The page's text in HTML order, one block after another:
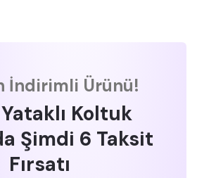
İndirimli Ürünü!
Koltuk
Şimdi 6 Taksit
Fırsatı